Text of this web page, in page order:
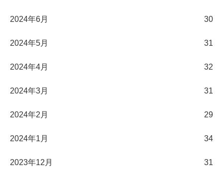
2024年6月 30
2024年5月 31
2024年4月 32
2024年3月 31
2024年2月 29
2024年1月 34
2023年12月 31